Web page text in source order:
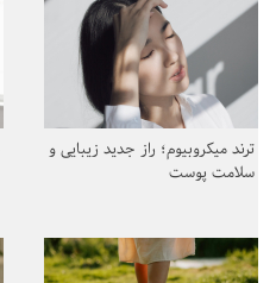
ترند میکروبیوم؛ راز جدید زیبایی و
سلامت پوست